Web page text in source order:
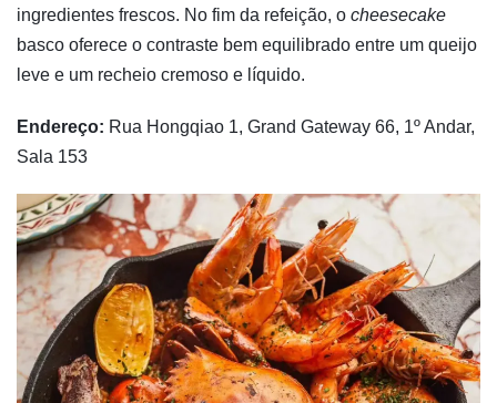
ingredientes frescos. No fim da refeição, o cheesecake
basco oferece o contraste bem equilibrado entre um queijo
leve e um recheio cremoso e líquido.
Endereço: Rua Hongqiao 1, Grand Gateway 66, 1º Andar,
Sala 153